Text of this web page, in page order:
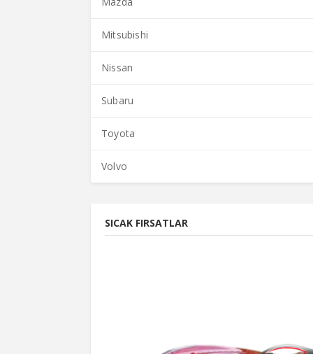
Mitsubishi
Nissan
Subaru
Toyota
Volvo
SICAK FIRSATLAR